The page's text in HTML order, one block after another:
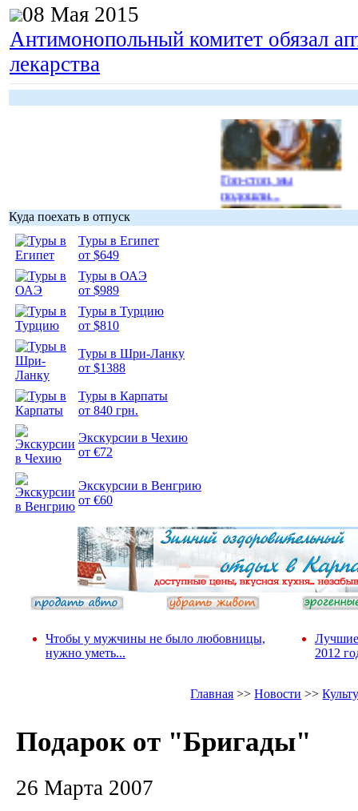
08 Мая 2015
Антимонопольный комитет обязал
лекарства
Гоп-стоп, мы
подошли...
Куда поехать в отпуск
Туры в Египет
от $649
Туры в ОАЭ
от $989
Туры в Турцию
от $810
Туры в Шри-Ланку
от $1388
Туры в Карпаты
от 840 грн.
Экскурсии в Чехию
от €72
Экскурсии в Венгрию
от €60
Чтобы у мужчины не было любовницы,
нужно уметь...
Лучшие
2012
Главная >>Новости >>
Подарок от "Бригады"
26 Марта 2007